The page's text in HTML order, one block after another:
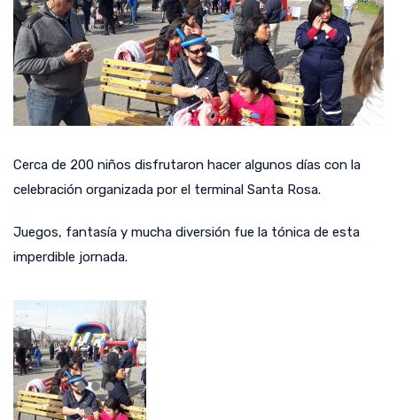
Cerca de 200 niños disfrutaron hacer algunos días con la
celebración organizada por el terminal Santa Rosa.
Juegos, fantasía y mucha diversión fue la tónica de esta
imperdible jornada.